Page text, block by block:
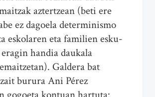
aztertzean (beti ere
ez dagoela determinismo
eskolaren eta familien esku-
handia daukala
Galdera bat
burura Ani Pérez